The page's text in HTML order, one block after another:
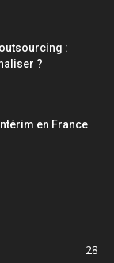
:
?
en France
28